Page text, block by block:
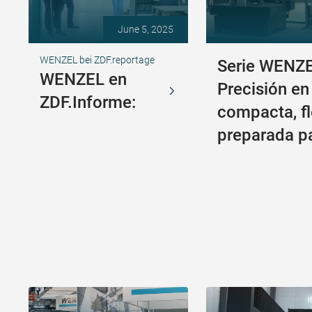
June 5, 2025
WENZEL bei ZDF.reportage
WENZEL en
ZDF.Informe:
Serie
Precisión
compacta,
preparada